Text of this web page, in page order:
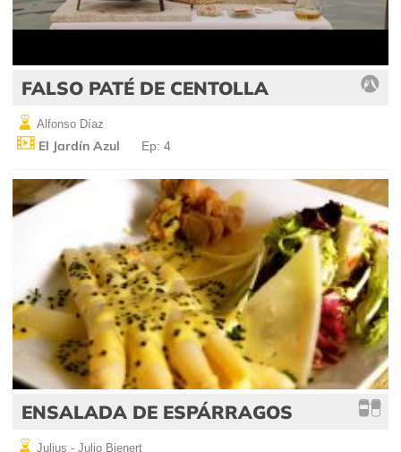
FALSO PATÉ DE CENTOLLA
Alfonso Díaz
El Jardín Azul Ep: 4
ENSALADA DE ESPÁRRAGOS
Julius - Julio Bienert